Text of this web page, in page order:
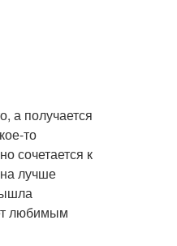
а получается
то
сочетается к
лучше
любимым